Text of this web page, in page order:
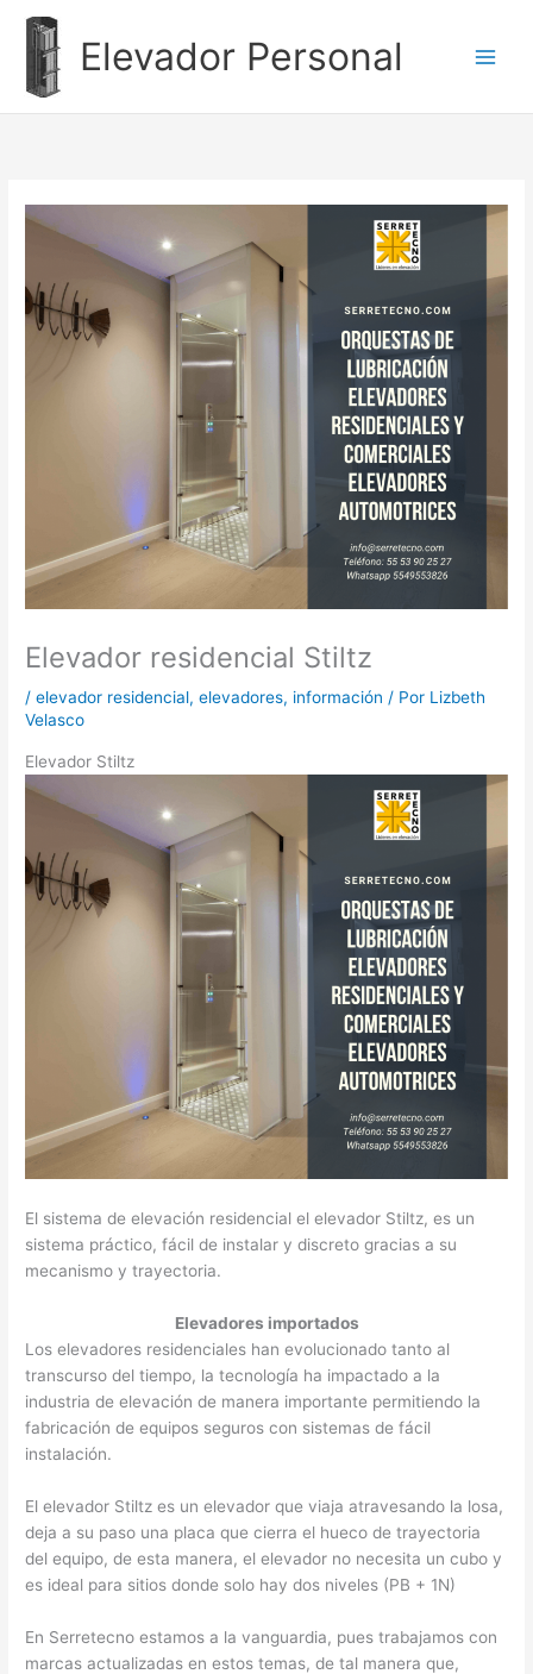
contenido
Elevador Personal
Elevador residencial Stiltz
/elevador residencial,elevadores, información / Por Lizbeth
Velasco
Elevador Stiltz
El sistema de elevación residencial el elevador Stiltz, es un
sistema práctico, fácil de instalar y discreto gracias a su
mecanismo y trayectoria.
Elevadores importados
Los elevadores residenciales han evolucionado tanto al
transcurso del tiempo, la tecnología ha impactado a la
industria de elevación de manera importante permitiendo la
fabricación de equipos seguros con sistemas de fácil
instalación.
El elevador Stiltz es un elevador que viaja atravesando la losa,
deja a su paso una placa que cierra el hueco de trayectoria
del equipo, de esta manera, el elevador no necesita un cubo y
es ideal para sitios donde solo hay dos niveles (PB + 1N)
En Serretecno estamos a la vanguardia, pues trabajamos con
marcas actualizadas en estos temas, de tal manera que,